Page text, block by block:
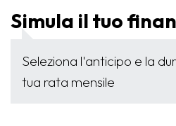
Simula il tuo
Seleziona l'anticipo e la
tua rata mensile